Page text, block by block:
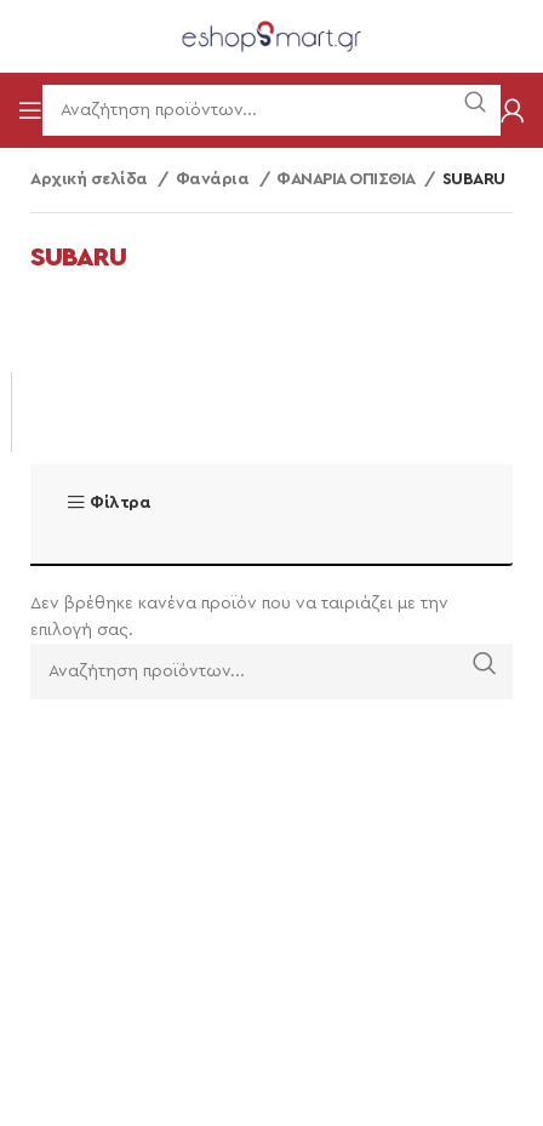
Αρχική σελίδα Φανάρια ΦΑΝΑΡΙΑ ΟΠΙΣΘΙΑ SUBARU
SUBARU
Φίλτρα
Δεν βρέθηκε κανένα προϊόν που να ταιριάζει με την
επιλογή σας.